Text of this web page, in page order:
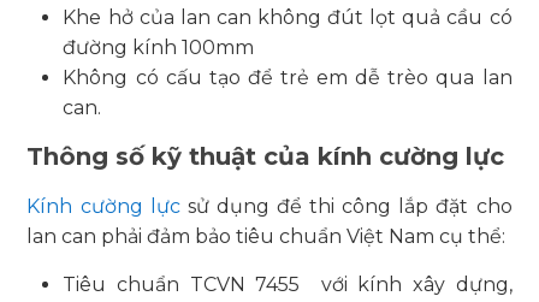
Khe hở của lan can không đút lọt quả cầu có
đường kính 100mm
Không có cấu tạo để trẻ em dễ trèo qua lan
can.
Thông số kỹ thuật của kính cường lực
Kính cường lựcsử dụng để thi công lắp đặt cho
lan can phải đảm bảo tiêu chuẩn Việt Nam cụ thể:
Tiêu chuẩn TCVN 7455 với kính xây dựng,